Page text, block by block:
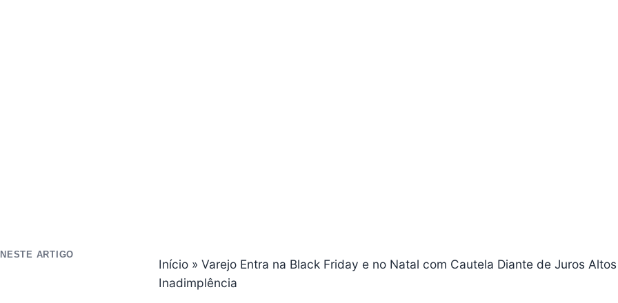
NESTE ARTIGO
Início » Varejo Entra na Black Friday e no Natal com Cautela Diante de Juros
Inadimplência